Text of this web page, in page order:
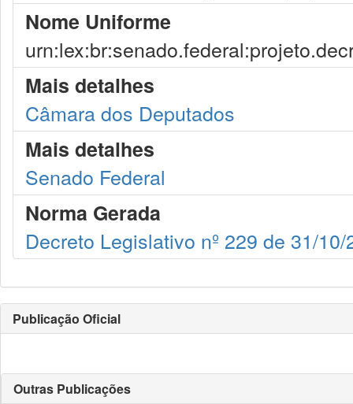
Nome Uniforme
Mais detalhes
Câmara dos Deputados
Mais detalhes
Senado Federal
Norma Gerada
Decreto Legislativo nº 229 de 31/10/
Publicação Oficial
Outras Publicações